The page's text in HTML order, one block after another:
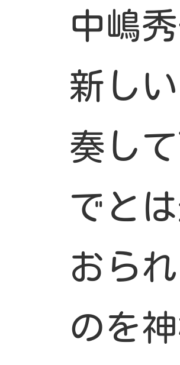
中嶋
新し
奏し
でと
おら
のを